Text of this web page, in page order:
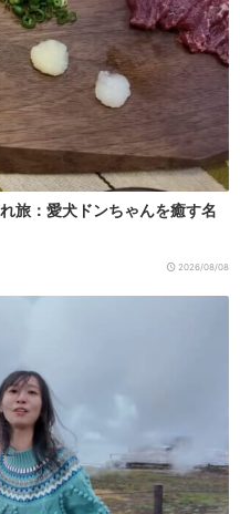
旅：愛犬ドンちゃんを癒す名
2026/08/08